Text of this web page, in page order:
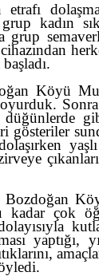
kadın
Köyü
düğünlerde
gösteriler
kadar çok
yaptığı,